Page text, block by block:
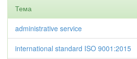
Тема
administrative service
international standard ISO 9001:2015